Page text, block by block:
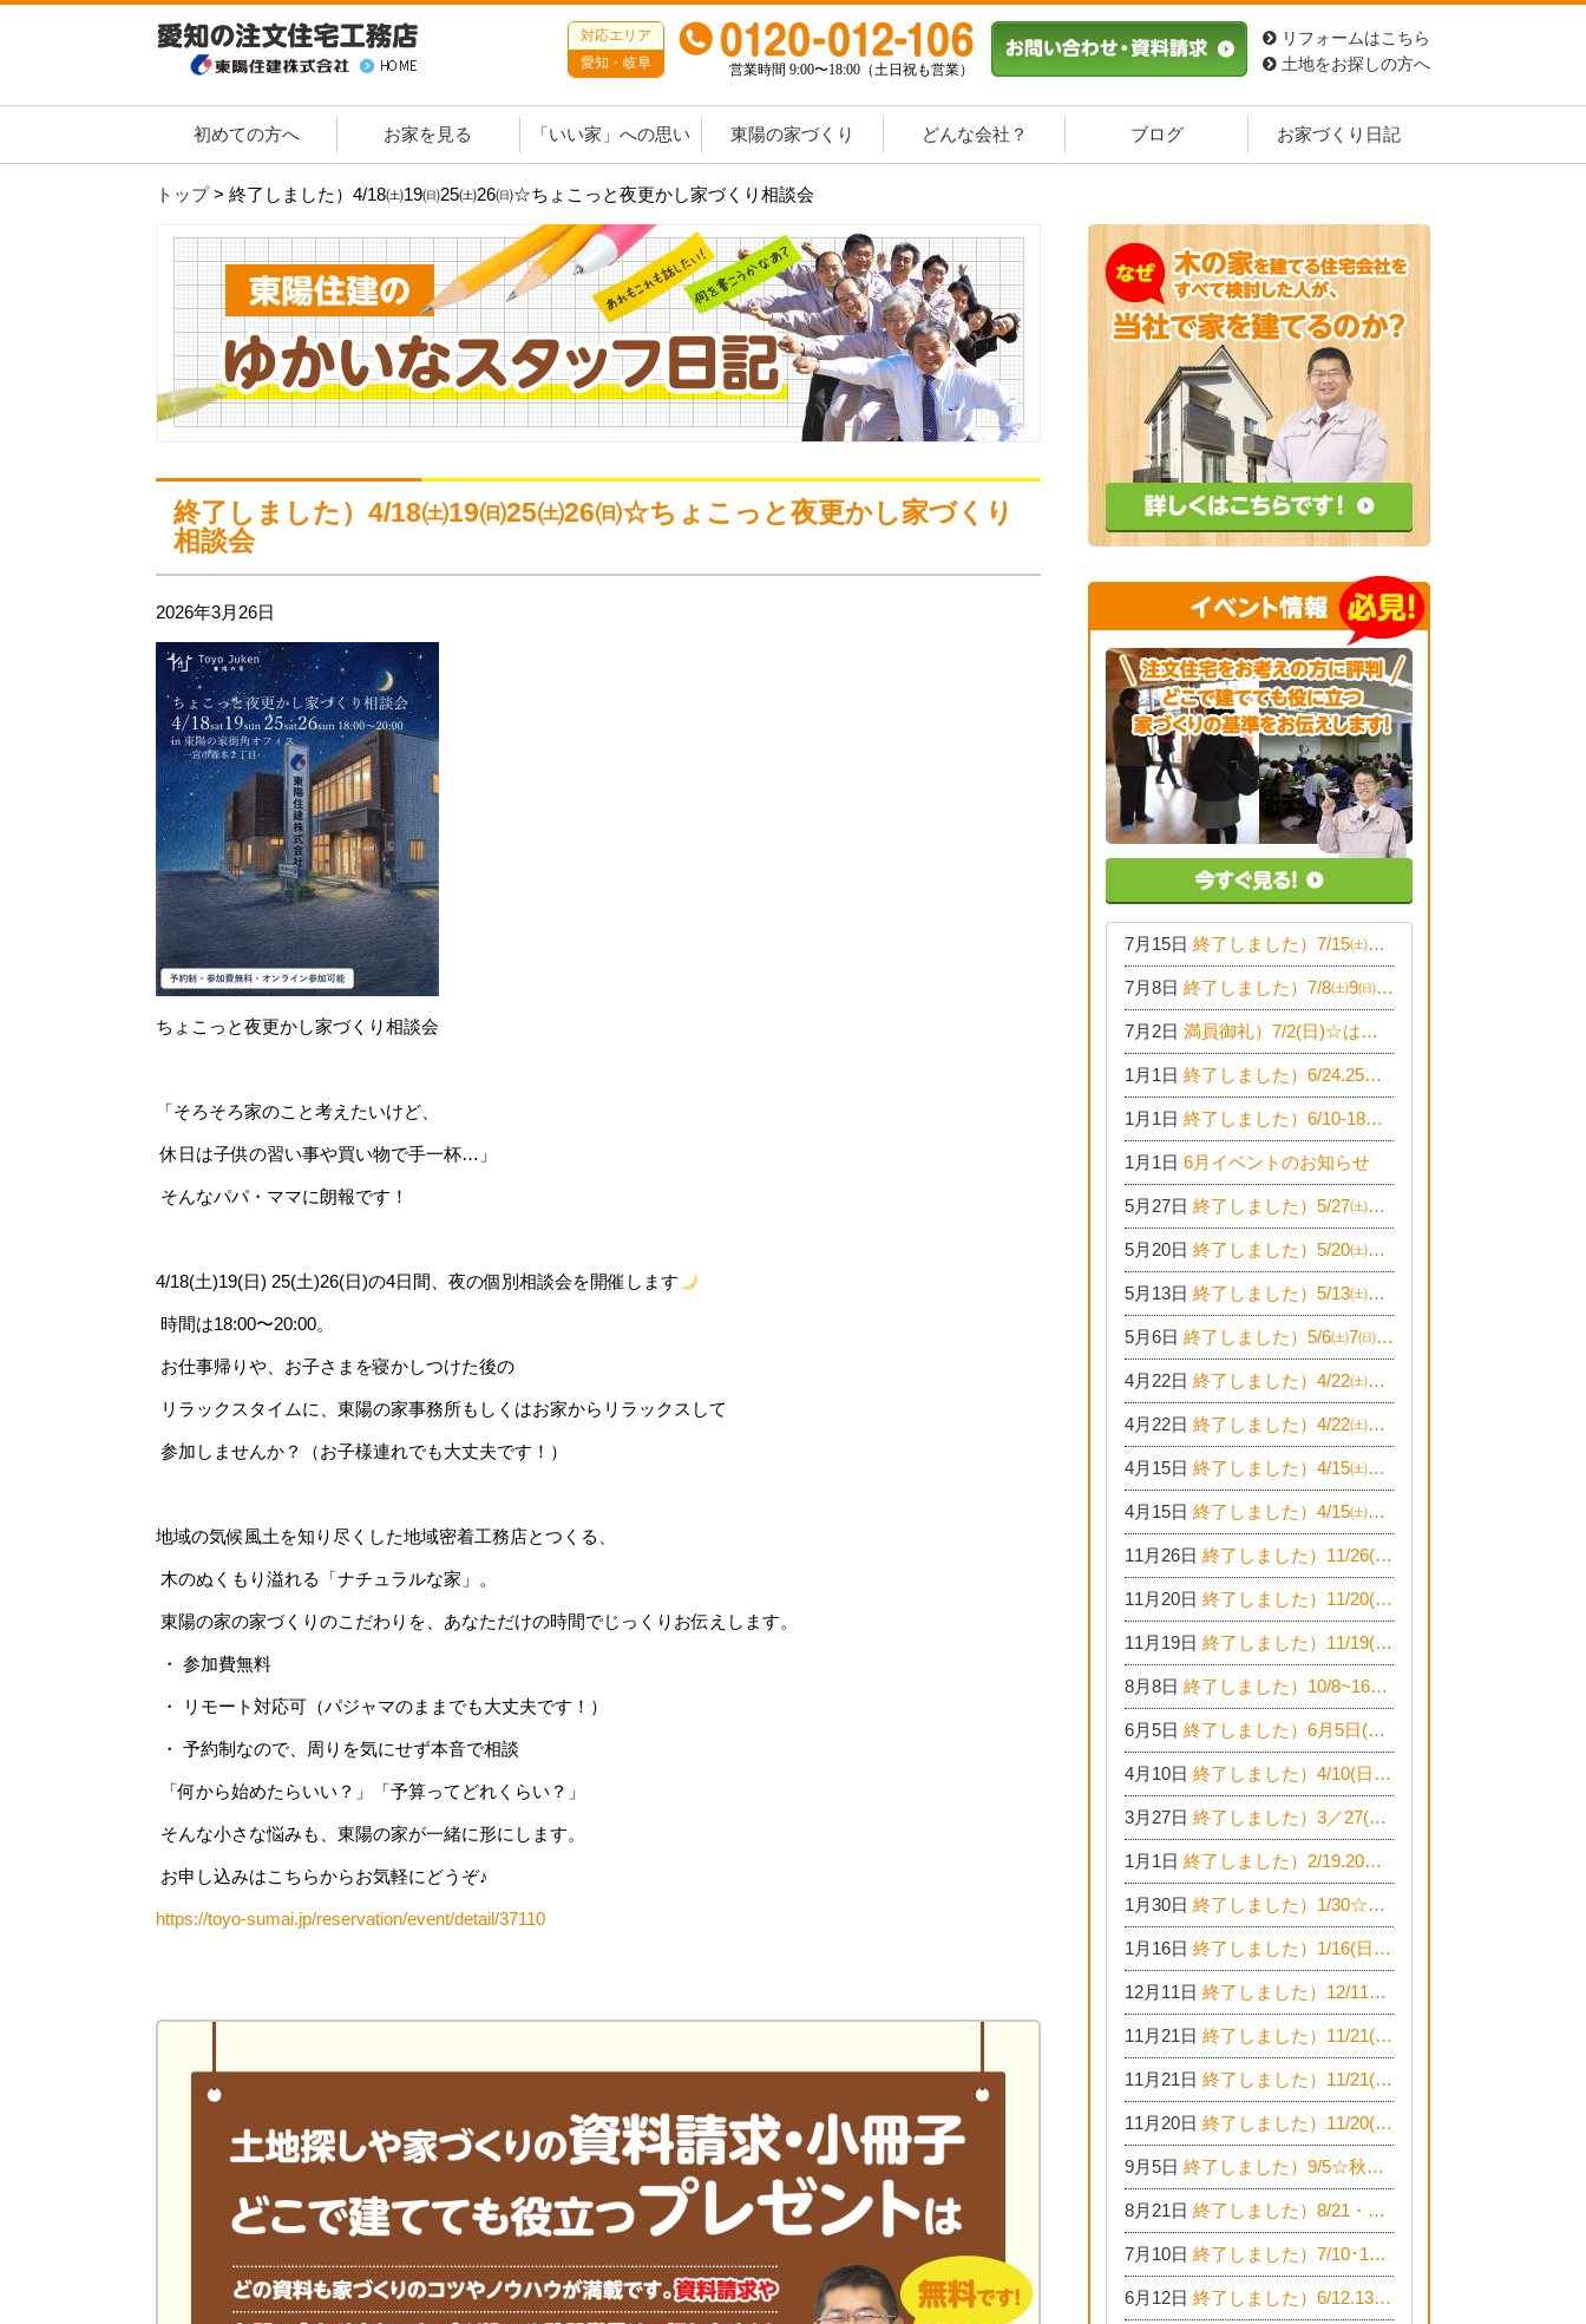
対応エリア
愛知・岐阜
営業時間 9:00〜18:00（土日祝も営業）
リフォームはこちら
土地をお探しの方へ
初めての方へ お家を見る 「いい家」への思い 東陽の家づくり どんな会社？ ブログ お家づくり日記
トップ> 終了しました）4/18㈯19㈰25㈯26㈰☆ちょこっと夜更かし家づくり相談会
終了しました）4/18㈯19㈰25㈯26㈰☆ちょこっと夜更かし家づくり
相談会
2026年3月26日
ちょこっと夜更かし家づくり相談会
「そろそろ家のこと考えたいけど、
休日は子供の習い事や買い物で手一杯…」
そんなパパ・ママに朗報です！
4/18(土)19(日) 25(土)26(日)の4日間、夜の個別相談会を開催します
時間は18:00〜20:00。
お仕事帰りや、お子さまを寝かしつけた後の
リラックスタイムに、東陽の家事務所もしくはお家からリラックスして
参加しませんか？（お子様連れでも大丈夫です！）
地域の気候風土を知り尽くした地域密着工務店とつくる、
木のぬくもり溢れる「ナチュラルな家」。
東陽の家の家づくりのこだわりを、あなただけの時間でじっくりお伝えします。
・ 参加費無料
・ リモート対応可（パジャマのままでも大丈夫です！）
・ 予約制なので、周りを気にせず本音で相談
「何から始めたらいい？」「予算ってどれくらい？」
そんな小さな悩みも、東陽の家が一緒に形にします。
お申し込みはこちらからお気軽にどうぞ♪
https://toyo-sumai.jp/reservation/event/detail/37110
7月15日 終了しました）7/15㈯16㈰☆子育て世代の家づくり相談会
7月8日 終了しました）7/8㈯9㈰☆50代からの家づくり相談会
7月2日 満員御礼）7/2(日)☆はじめてのおつかいプロジェクト
1月1日 終了しました）6/24.25☆建築現場見学会in一宮市木曽川町
1月1日 終了しました）6/10-18☆予算￥500万でどこまでできるの？リフォーム相談会
1月1日 6月イベントのお知らせ
5月27日 終了しました）5/27㈯28㈰☆お得窓リフォーム個別相談会
5月20日 終了しました）5/20㈯21㈰☆築50年平屋のおうちリノベーション完成見学会
5月13日 終了しました）5/13㈯☆植林バスツアー開催！
5月6日 終了しました）5/6㈯7㈰14㈰☆残り1棟！一宮市限定モニター募集相談会(新築・建替え)
4月22日 終了しました）4/22㈯23㈰☆お得に窓リフォーム個別相談会
4月22日 終了しました）4/22㈯23㈰☆新築・建替えモニター募集個別相談会
4月15日 終了しました）4/15㈯16㈰☆家づくりゆっくりじっくり個別相談会
4月15日 終了しました）4/15㈯16㈰☆おうちリノベ個別相談会
11月26日 終了しました）11/26(土)・27(日)☆新築完成見学会 in一宮市あずら
11月20日 終了しました）11/20(日)☆増改築・リフォームまつり＆秋の味覚まつり＆芸術祭
11月19日 終了しました）11/19(土)☆リノベーション・家の修理まつり＆増改築・リフォームまつりin扶桑ゴルフ
8月8日 終了しました）10/8~16☆木でつくる平屋のおうちのつくり方【完全予約制】
6月5日 終了しました）6月5日(日)網戸張替承ります☆開催！
4月10日 終了しました）4/10(日)『収納がたくさんあるおうち現場見学会』
3月27日 終了しました）3／27(日)☆春のリフォーム！水まわりLDKリフォーム相談会&今がチャンス！エアコン相談会
1月1日 終了しました）2/19.20☆水まわり・LDKリフォーム相談会＆エアコン相談会
1月30日 終了しました）1/30☆耐震シェルター工法が見れる完成見学会
1月16日 終了しました）1/16(日)☆新春！増改築リフォーム&家の修理まつり
12月11日 終了しました）12/11〜20☆冬の大感謝祭クリスマス相談会開催
11月21日 終了しました）11/21(日)22(月)23(火)☆家の修理まつり＆増改築リフォーム相談会
11月21日 終了しました）11/21(日)☆家の修理相談会開催 in 扶桑オークビレッジ
11月20日 終了しました）11/20(土)21(日)☆いちのみや逸品市に出店します【ひのきのバラ販売】
9月5日 終了しました）9/5☆秋の相談会フェア☆完全予約制
8月21日 終了しました）8/21・22☆新築ハジメテさん相談会 『集まれ！農地に家を建てたい人！』
7月10日 終了しました）7/10･11☆新築ハジメテさん相談会 『集まれ！農地に家を建てたい人！』完全予約制
6月12日 終了しました）6/12.13★新築ハジメテさん 『木の家 現場体感見学会』